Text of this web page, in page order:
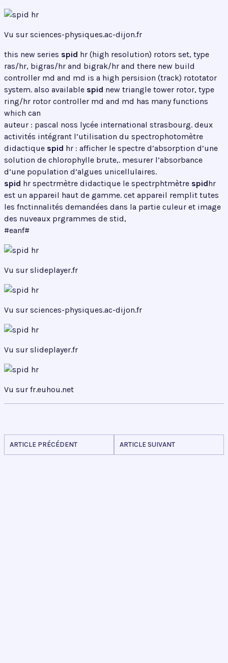
Vu sur sciences-physiques.ac-dijon.fr
this new series spid hr (high resolution) rotors set, type
ras/hr, bigras/hr and bigrak/hr and there new build
controller md and md is a high persision (track) rototator
system. also available spid new triangle tower rotor, type
ring/hr rotor controller md and md has many functions
which can
auteur : pascal noss lycée international strasbourg. deux
activités intégrant l’utilisation du spectrophotomètre
didactique spid hr : afficher le spectre d’absorption d’une
solution de chlorophylle brute,. mesurer l’absorbance
d’une population d’algues unicellulaires.
spid hr spectrmètre didactique le spectrphtmètre spidhr
est un appareil haut de gamme. cet appareil remplit tutes
les fnctinnalités demandées dans la partie culeur et image
des nuveaux prgrammes de stid,
#eanf#
Vu sur slideplayer.fr
Vu sur sciences-physiques.ac-dijon.fr
Vu sur slideplayer.fr
Vu sur fr.euhou.net
ARTICLE PRÉCÉDENT ARTICLE SUIVANT